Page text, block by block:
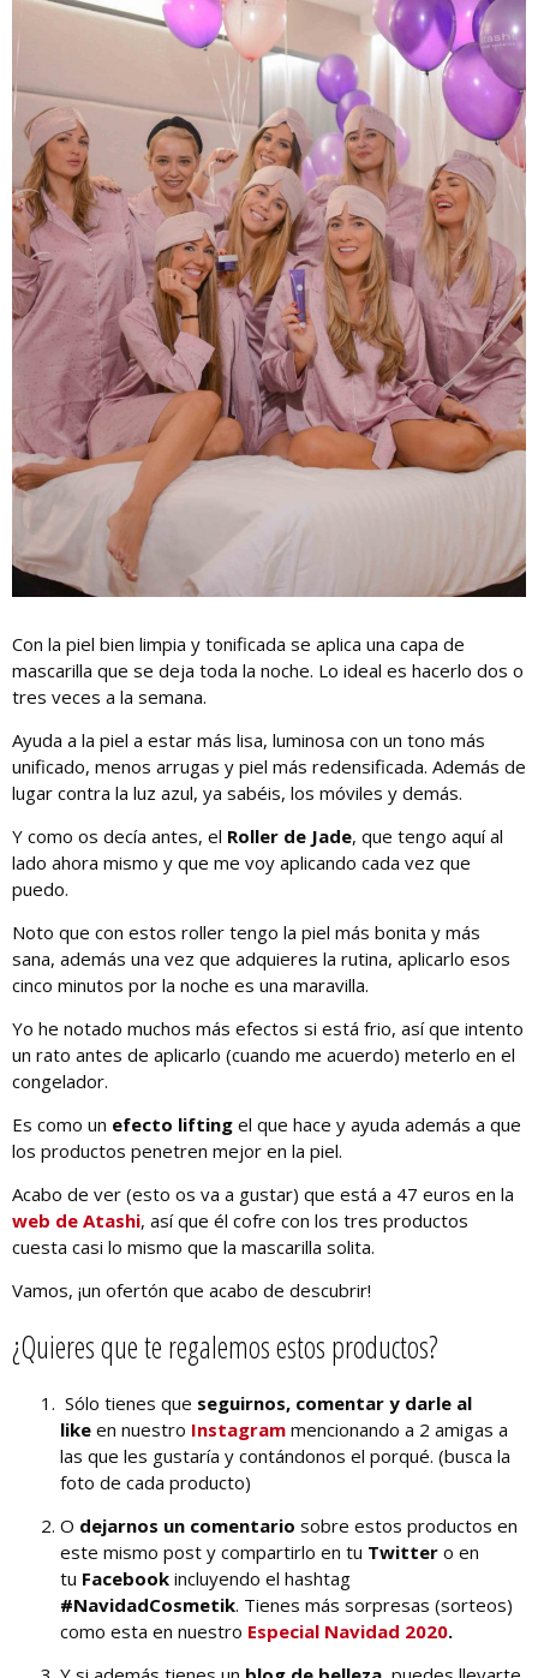
Con la piel bien limpia y tonificada se aplica una capa de
mascarilla que se deja toda la noche. Lo ideal es hacerlo dos o
tres veces a la semana.
Ayuda a la piel a estar más lisa, luminosa con un tono más
unificado, menos arrugas y piel más redensificada. Además de
lugar contra la luz azul, ya sabéis, los móviles y demás.
Y como os decía antes, el Roller de Jade, que tengo aquí al
lado ahora mismo y que me voy aplicando cada vez que
puedo.
Noto que con estos roller tengo la piel más bonita y más
sana, además una vez que adquieres la rutina, aplicarlo esos
cinco minutos por la noche es una maravilla.
Yo he notado muchos más efectos si está frio, así que intento
un rato antes de aplicarlo (cuando me acuerdo) meterlo en el
congelador.
Es como un efecto lifting el que hace y ayuda además a que
los productos penetren mejor en la piel.
Acabo de ver (esto os va a gustar) que está a 47 euros en la
web de Atashi, así que él cofre con los tres productos
cuesta casi lo mismo que la mascarilla solita.
Vamos, ¡un ofertón que acabo de descubrir!
¿Quieres que te regalemos estos productos?
Sólo tienes que seguirnos, comentar y darle al
like en nuestro Instagram mencionando a 2 amigas a
las que les gustaría y contándonos el porqué. (busca la
foto de cada producto)
O dejarnos un comentario sobre estos productos en
este mismo post y compartirlo en tu Twitter o en
tu Facebook incluyendo el hashtag
#NavidadCosmetik. Tienes más sorpresas (sorteos)
como esta en nuestro Especial Navidad 2020.